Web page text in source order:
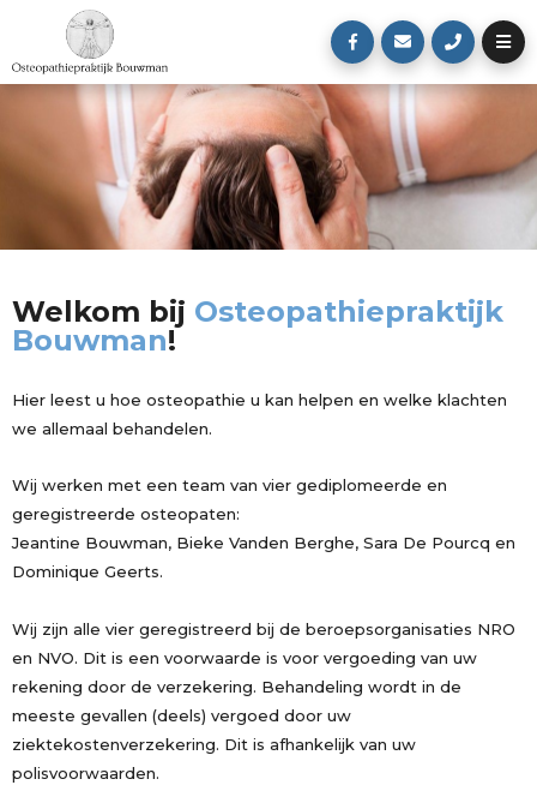
Welkom bij Osteopathiepraktijk
Bouwman!
Hier leest u hoe osteopathie u kan helpen en welke klachten
we allemaal behandelen.
Wij werken met een team van vier gediplomeerde en
geregistreerde osteopaten:
Jeantine Bouwman, Bieke Vanden Berghe, Sara De Pourcq en
Dominique Geerts.
Wij zijn alle vier geregistreerd bij de beroepsorganisaties NRO
en NVO. Dit is een voorwaarde is voor vergoeding van uw
rekening door de verzekering. Behandeling wordt in de
meeste gevallen (deels) vergoed door uw
ziektekostenverzekering. Dit is afhankelijk van uw
polisvoorwaarden.